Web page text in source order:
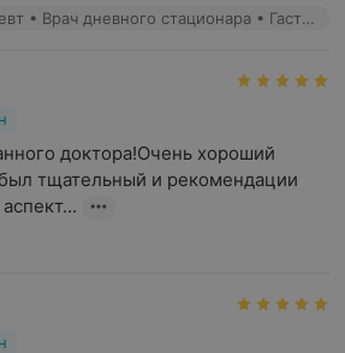
Ледник А. И. - Терапевт • Врач дневного стационара • Гастроэнтеролог
доктора!Очень хороший
тщательный и рекомендации